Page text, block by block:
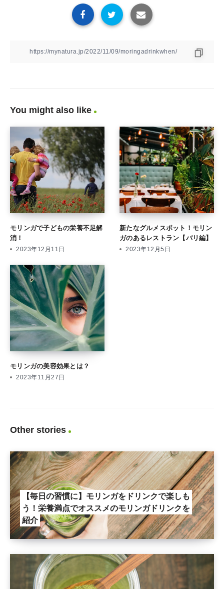
You might also like
モリンガで子どもの栄養不足解
消！
2023年12月11日
新たなグルメスポット！モリン
ガのあるレストラン【バリ編】
2023年12月5日
モリンガの美容効果とは？
2023年11月27日
Other stories
【毎日の習慣に】モリンガをドリンクで楽しも
う！栄養満点でオススメのモリンガドリンクを
紹介